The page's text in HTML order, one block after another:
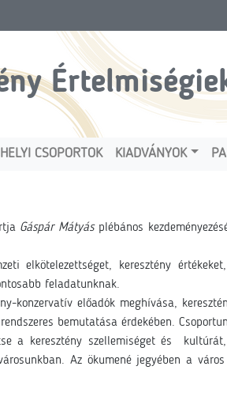
HELYI CSOPORTOK KIADVÁNYOK
Gáspár Mátyásplébános
elkötelezettséget, keresztény
feladatunknak.
konzervatív előadók meghívása,
bemutatása érdekében.
a keresztény szellemiséget és
. Az ökumené jegyében a város